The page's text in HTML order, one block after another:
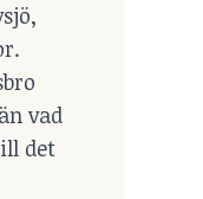
vad
det